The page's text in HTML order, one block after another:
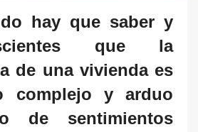
hay que saber y
que la
de una vivienda es
complejo y arduo
de sentimientos